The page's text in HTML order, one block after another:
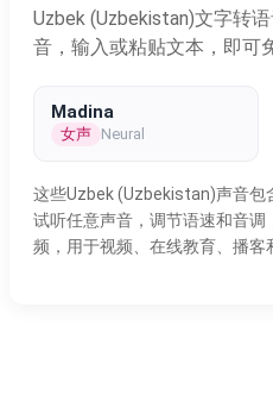
Uzbek (Uzbekistan)文字转
音，输入或粘贴文本，即可
Madina
女声 Neural
这些Uzbek (Uzbekistan)声音包
试听任意声音，调节语速和音
频，用于视频、在线教育、播客